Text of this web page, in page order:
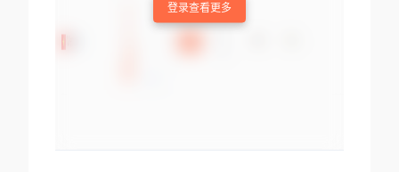
登录查看更多